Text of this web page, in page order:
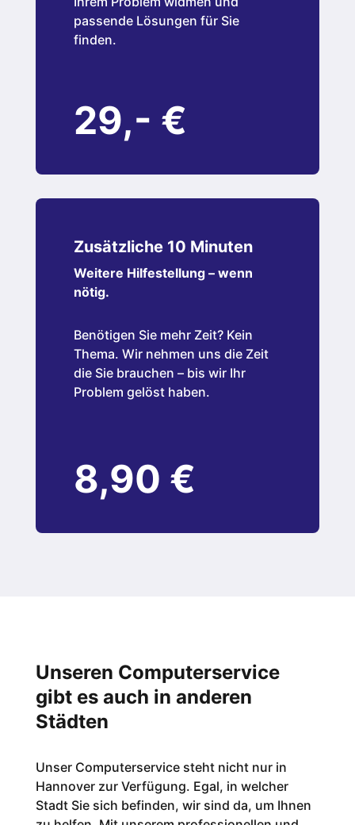
passende Lösungen für Sie
finden.
29,- €
Zusätzliche 10 Minuten
Weitere Hilfestellung – wenn
nötig.
Benötigen Sie mehr Zeit? Kein
Thema. Wir nehmen uns die Zeit
die Sie brauchen – bis wir Ihr
Problem gelöst haben.
8,90 €
Unseren Computerservice
gibt es auch in anderen
Städten
Unser Computerservice steht nicht nur in
Hannover zur Verfügung. Egal, in welcher
Stadt Sie sich befinden, wir sind da, um Ihnen